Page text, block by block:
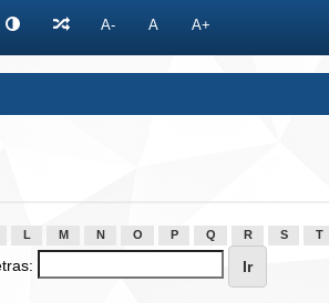
A- A A+
L M N O P Q R S T